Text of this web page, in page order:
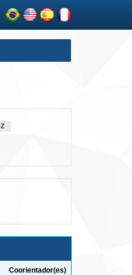
Z
Coorientador(es)